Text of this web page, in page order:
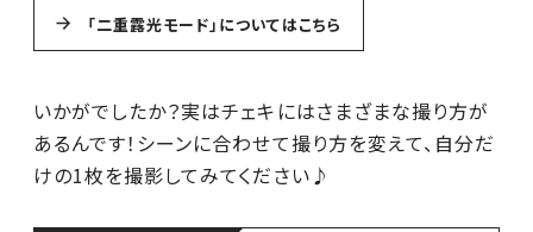
「二重露光モード」についてはこちら
いかがでしたか？実はチェキにはさまざまな撮り方が
あるんです！シーンに合わせて撮り方を変えて、自分だ
けの1枚を撮影してみてください♪